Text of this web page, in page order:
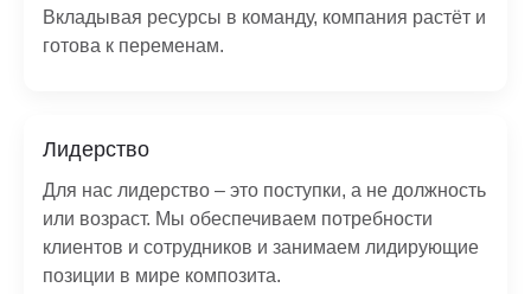
Вкладывая ресурсы в команду, компания растёт и
готова к переменам.
Лидерство
Для нас лидерство – это поступки, а не должность
или возраст. Мы обеспечиваем потребности
клиентов и сотрудников и занимаем лидирующие
позиции в мире композита.